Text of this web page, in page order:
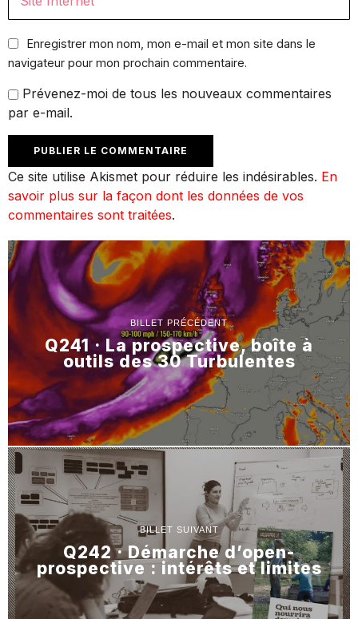
Enregistrer mon nom, mon e-mail et mon site dans le
navigateur pour mon prochain commentaire.
Prévenez-moi de tous les nouveaux commentaires
par e-mail.
Ce site utilise Akismet pour réduire les indésirables. En
savoir plus sur la façon dont les données de vos
commentaires sont traitées.
BILLET PRÉCÉDENT
Q241 · La prospective, boîte à
outils des 30 Turbulentes
BILLET SUIVANT
Q242 · Démarche d’open-
prospective : intérêts et limites